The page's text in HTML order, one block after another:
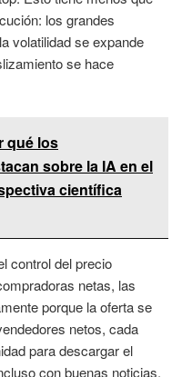
los grandes
volatilidad se expande
se hace
qué los
sobre la IA en el
científica
control del precio
netas, las
porque la oferta se
netos, cada
para descargar el
con buenas noticias.